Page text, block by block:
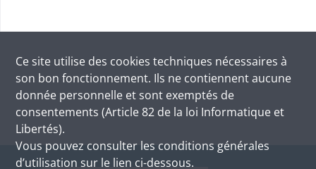
Ce site utilise des cookies techniques nécessaires à
son bon fonctionnement. Ils ne contiennent aucune
donnée personnelle et sont exemptés de
consentements (Article 82 de la loi Informatique et
Libertés).
Vous pouvez consulter les conditions générales
d’utilisation sur le lien ci-dessous.